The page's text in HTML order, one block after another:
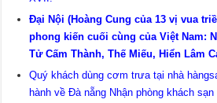
Đại Nội (Hoàng Cung của 13 vị vua
phong kiến cuối cùng của Việt Nam:
Tử Cấm Thành, Thế Miếu, Hiển Lâm
Quý khách dùng cơm trưa tại nhà
hành về Đà nẵng Nhận phòng khách